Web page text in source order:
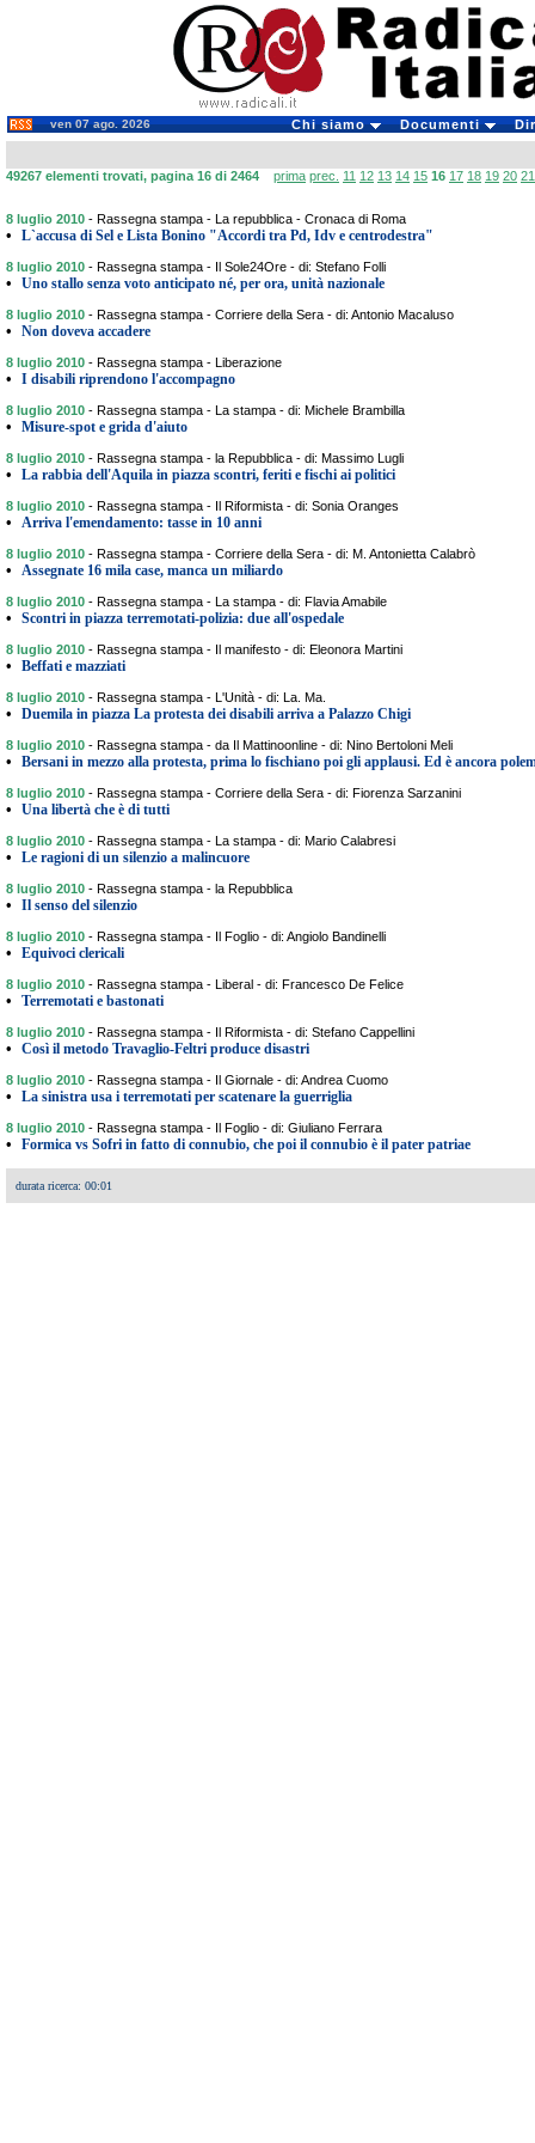
ven 07 ago. 2026 Chi siamo Documenti
49267 elementi trovati, pagina 16 di 2464 prima prec. 11 12 13 14 15 16 17 18 19 20 21
8 luglio 2010 - Rassegna stampa - La repubblica - Cronaca di Roma
• L`accusa di Sel e Lista Bonino "Accordi tra Pd, Idv e centrodestra"
8 luglio 2010 - Rassegna stampa - Il Sole24Ore - di: Stefano Folli
• Uno stallo senza voto anticipato né, per ora, unità nazionale
8 luglio 2010 - Rassegna stampa - Corriere della Sera - di: Antonio Macaluso
• Non doveva accadere
8 luglio 2010 - Rassegna stampa - Liberazione
• I disabili riprendono l'accompagno
8 luglio 2010 - Rassegna stampa - La stampa - di: Michele Brambilla
• Misure-spot e grida d'aiuto
8 luglio 2010 - Rassegna stampa - la Repubblica - di: Massimo Lugli
• La rabbia dell'Aquila in piazza scontri, feriti e fischi ai politici
8 luglio 2010 - Rassegna stampa - Il Riformista - di: Sonia Oranges
• Arriva l'emendamento: tasse in 10 anni
8 luglio 2010 - Rassegna stampa - Corriere della Sera - di: M. Antonietta Calabrò
• Assegnate 16 mila case, manca un miliardo
8 luglio 2010 - Rassegna stampa - La stampa - di: Flavia Amabile
• Scontri in piazza terremotati-polizia: due all'ospedale
8 luglio 2010 - Rassegna stampa - Il manifesto - di: Eleonora Martini
• Beffati e mazziati
8 luglio 2010 - Rassegna stampa - L'Unità - di: La. Ma.
• Duemila in piazza La protesta dei disabili arriva a Palazzo Chigi
8 luglio 2010 - Rassegna stampa - da Il Mattinoonline - di: Nino Bertoloni Meli
• Bersani in mezzo alla protesta, prima lo fischiano poi gli applausi. Ed è ancora
8 luglio 2010 - Rassegna stampa - Corriere della Sera - di: Fiorenza Sarzanini
• Una libertà che è di tutti
8 luglio 2010 - Rassegna stampa - La stampa - di: Mario Calabresi
• Le ragioni di un silenzio a malincuore
8 luglio 2010 - Rassegna stampa - la Repubblica
• Il senso del silenzio
8 luglio 2010 - Rassegna stampa - Il Foglio - di: Angiolo Bandinelli
• Equivoci clericali
8 luglio 2010 - Rassegna stampa - Liberal - di: Francesco De Felice
• Terremotati e bastonati
8 luglio 2010 - Rassegna stampa - Il Riformista - di: Stefano Cappellini
• Così il metodo Travaglio-Feltri produce disastri
8 luglio 2010 - Rassegna stampa - Il Giornale - di: Andrea Cuomo
• La sinistra usa i terremotati per scatenare la guerriglia
8 luglio 2010 - Rassegna stampa - Il Foglio - di: Giuliano Ferrara
• Formica vs Sofri in fatto di connubio, che poi il connubio è il pater patriae
durata ricerca: 00:01